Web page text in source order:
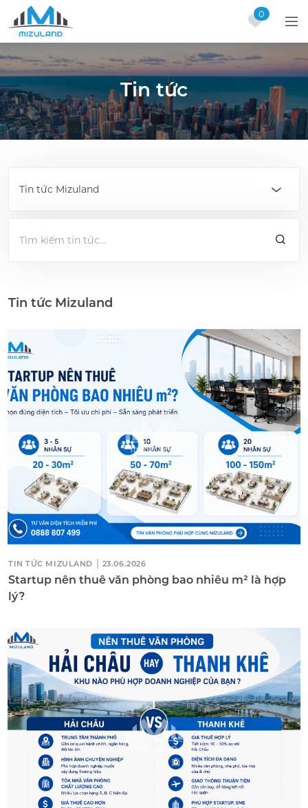
0
Tin tức
Tin tức Mizuland
TIN TỨC MIZULAND 23.06.2026
Startup nên thuê văn phòng bao nhiêu m² là hợp
lý?